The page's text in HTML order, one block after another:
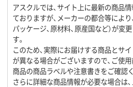
アスクルでは、サイト上に最新の商品
ておりますが、メーカーの都合等により
パッケージ、原材料、原産国など）が変
す。
このため、実際にお届けする商品とサ
が異なる場合がございますので、ご使
商品の商品ラベルや注意書きをご確認
さらに詳細な商品情報が必要な場合は